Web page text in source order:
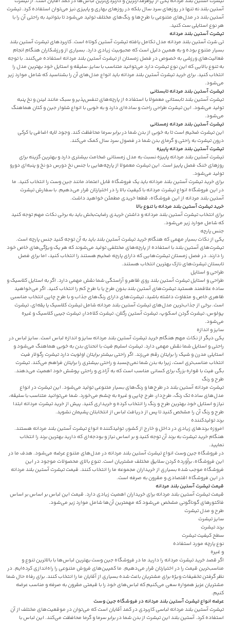
آستین بلند نه تنها در روزهای سرد سال بلکه در روزهای بهاری و پاییزی نیز می‌توان استفاده کرد. تیشرت
آستین بلند در مدل‌های متنوعی با طرح‌ها و رنگ‌های مختلف تولید می‌شود تا بتوانید به راحتی آن را با
هر نوع استایلی ست کنید.
تیشرت آستین بلند مردانه
تی شرت آستین بلند مردانه مدل تکامل یافته تیشرت آستین کوتاه است. کاربردهای تیشرت آستین بلند
بسیار متنوع بوده و به همین دلیل است که محبوبیت زیادی دارد. بسیاری از ورزشکاران هنگام انجام
فعالیت‌های ورزشی به خصوص در فصل زمستان از تیشرت آستین بلند مردانه استفاده می‌کنند. با توجه
به تنوع بالایی که این نوع تیشرت دارد می‌توانید متناسب با سایز، سلیقه و استایل خود بهترین مدل را
انتخاب کنید. برای خرید تیشرت آستین بلند مردانه باید انواع مدل‌های آن را بشناسید که شامل موارد زیر
می‌شود.
تیشرت آستین بلند مردانه تابستانی
تیشرت آستین بلند تابستانی معمولا با استفاده از پارچه‌های تنفس‌پذیر و سبک مانند لینن و نخ پنبه
تولید می‌شود. این تیشرت طراحی راحت و ساده‌ای دارد و به خوبی با انواع شلوار جین و کتان هماهنگ
می‌شود.
تیشرت آستین بلند مردانه زمستانی
این تیشرت ضخیم است تا به خوبی از بدن شما در برابر سرما محافظت کند. وجود لایه اضافی یا کرکی
درون تیشرت به راحتی و گرمای بدن شما در فصول سرد سال کمک می‌کند.
تیشرت آستین بلند مردانه پاییزه
تیشرت آستین بلند مردانه پاییزه نسبت به مدل زمستانی ضخامت بیشتری دارد و بهترین گزینه برای
روزهای خنک فصل پاییز است. این تیشرت معمولا از پارچه‌هایی با جنس نخ دورس دو نخ و پنبه‌ای دورو
تولید می‌شود.
برای خرید تیشرت آستین بلند مردانه باید یک فروشگاه قابل اعتماد مانند جین وست را انتخاب کنید. ما
در این فروشگاه انواع تیشرت مردانه با کیفیت بالا را در اختیارتان قرار می‌دهیم. با سفارش تیشرت
آستین بلند مردانه از این فروشگاه، قطعا خریدی مطمئن خواهید داشت.
خرید تیشرت آستین بلند مردانه با تنوع بالا
برای انتخاب تیشرت آستین بلند مردانه و داشتن خریدی رضایت‌بخش باید به برخی نکات مهم توجه کنید
که شامل موارد زیر می‌شود.
جنس پارچه
یکی از نکات بسیار مهمی که هنگام خرید تیشرت آستین بلند باید به آن توجه کنید جنس پارچه است.
تیشرت‌های آستین بلند با استفاده از پارچه‌های مختلفی تولید می‌شوند که هر یک ویژگی‌های خاص خود
را دارند. در فصل زمستان تیشرت‌هایی که دارای پارچه ضخیم هستند را انتخاب کنید، اما برای فصل
تابستان تیشرت‌های نازک بهترین انتخاب هستند.
طراحی و استایل
طراحی و استایل تیشرت آستین بلند روی ظاهر و آراستگی شما نقش مهمی دارد. اگر به استایل کلاسیک و
ساده علاقمند هستید تیشرت‌های آستین بلند بدون طرح یا با طرح کم را انتخاب کنید. اگر می‌خواهید
ظاهری خاص و متفاوت داشته باشید، تیشرت‌های دارای رنگ‌های جذاب و با طرح چاپی انتخاب مناسبی
است. برخی از جذاب‌ترین مدل‌های تیشرت آستین بلند مردانه شامل تیشرت کلاسیک یا یقه‌ای، تیشرت
پولوس، تیشرت گردن اسکوپ، تیشرت آستین رگلان، تیشرت کلاه‌دار، تیشرت جیبی کلاسیک و غیره
می‌شود.
سایز و اندازه
یکی دیگر از نکات مهم هنگام خرید تیشرت آستین بلند مردانه سایز و اندازه لباس است. سایز لباس در
راحتی و استایل شما نقش مهمی دارد. تیشرت اسلیم فیت با انحنای بدن به خوبی هماهنگ می‌شود و
استایلی مدرن و شیک را برایتان رقم می‌زند. اگر راحتی بیشتر برایتان اولویت دارد تیشرت رگولار فیت
انتخاب مناسب‌تری است، زیرا به بدن شما نمی‌چسبد و راحتی بیشتری را برایتان فراهم می‌کند. تیشرت
بگی فیت با قواره بزرگ برای کسانی مناسب است که به آزادی و راحتی پوشش خود اهمیت می‌دهند.
طرح و رنگ
تیشرت مردانه آستین بلند در طرح‌ها و رنگ‌های بسیار متنوعی تولید می‌شود. این تیشرت در انواع
مدل‌های ساده تک رنگ، طرح‌دار، طرح‌ چاپی و غیره به چشم می‌خورد. شما می‌توانید متناسب با سلیقه،
نیاز و استایل خود بهترین طرح و رنگ را انتخاب کرده و خریداری کنید. پیش از خرید تیشرت مردانه ابتدا
طرح و رنگ آن را مشخص کنید تا پس از دریافت لباس از انتخابتان پشیمان نشوید.
برند تولیدکننده
امروزه برندهای زیادی در داخل و خارج از کشور، تولیدکننده انواع تیشرت آستین بلند مردانه هستند.
هنگام خرید تیشرت به برند آن توجه کنید و بر اساس نیاز و بودجه‌‌ای که دارید بهترین برند را انتخاب
نمایید.
در فروشگاه جین وست انواع تیشرت آستین ‌بلند مردانه در مدل‌های متنوع عرضه می‌شود. هدف ما در
این‌ فروشگاه، برآورده کردن سلایق مختلف‌ مشتریان است. تنوع بالای محصولات موجود در این
فروشگاه موجب شده بسیاری از خریداران مجموعه ما را انتخاب کنند. قیمت تیشرت آستین بلند مردانه
در این فروشگاه اقتصادی و مقرون به صرفه است.
قیمت تیشرت آستین بلند مردانه
قیمت تیشرت آستین بلند مردانه برای خریداران اهمیت زیادی دارد. قیمت این لباس بر اساس بر اساس
فاکتورهای گوناگونی مشخص می‌شود که مهمترین آن‌ها شامل موارد زیر می‌شود.
طرح و مدل تیشرت
سایز تیشرت
برند تیشرت
سطح کیفیت تیشرت
نوع پارچه مورد استفاده
و غیره
اگر قصد خرید تیشرت مردانه را دارید ما در فروشگاه جین وست بهترین لباس‌ها با بالاترین تنوع و
مناسب‌ترین قیمت را در اختیارتان قرار می‌دهیم. ما کمپین‌های فروش متنوعی را راه‌اندازی کرده‌ایم. در
نظر گرفتن تخفیفات ویژه برای مشتریان باعث شده بسیاری از آقایان ما را انتخاب کنند. برای رفاه حال شما
مشتریان عزیز همواره سعی می‌کنیم که لباس‌های خود را با قیمتی مقرون به صرفه و مناسب عرضه
کنیم.
عرضه انواع تیشرت آستین بلند مردانه در فروشگاه جین وست
تیشرت آستین بلند مردانه لباسی کاربردی در کمد آقایان است که می‌توان در موقعیت‌های مختلف از آن
استفاده کرد. آستین بلند این تیشرت از بدن شما در برابر سرما و گرما محافظت می‌کند‌. این لباس با